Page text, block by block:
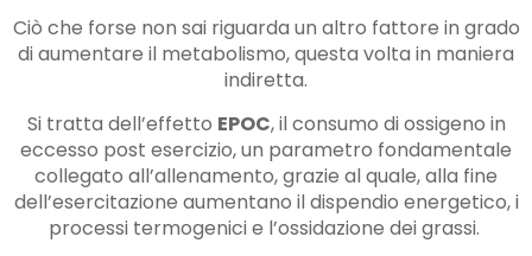
Ciò che forse non sai riguarda un altro fattore in grado
di aumentare il metabolismo, questa volta in maniera
indiretta.
Si tratta dell’effetto EPOC, il consumo di ossigeno in
eccesso post esercizio, un parametro fondamentale
collegato all’allenamento, grazie al quale, alla fine
dell’esercitazione aumentano il dispendio energetico, i
processi termogenici e l’ossidazione dei grassi.